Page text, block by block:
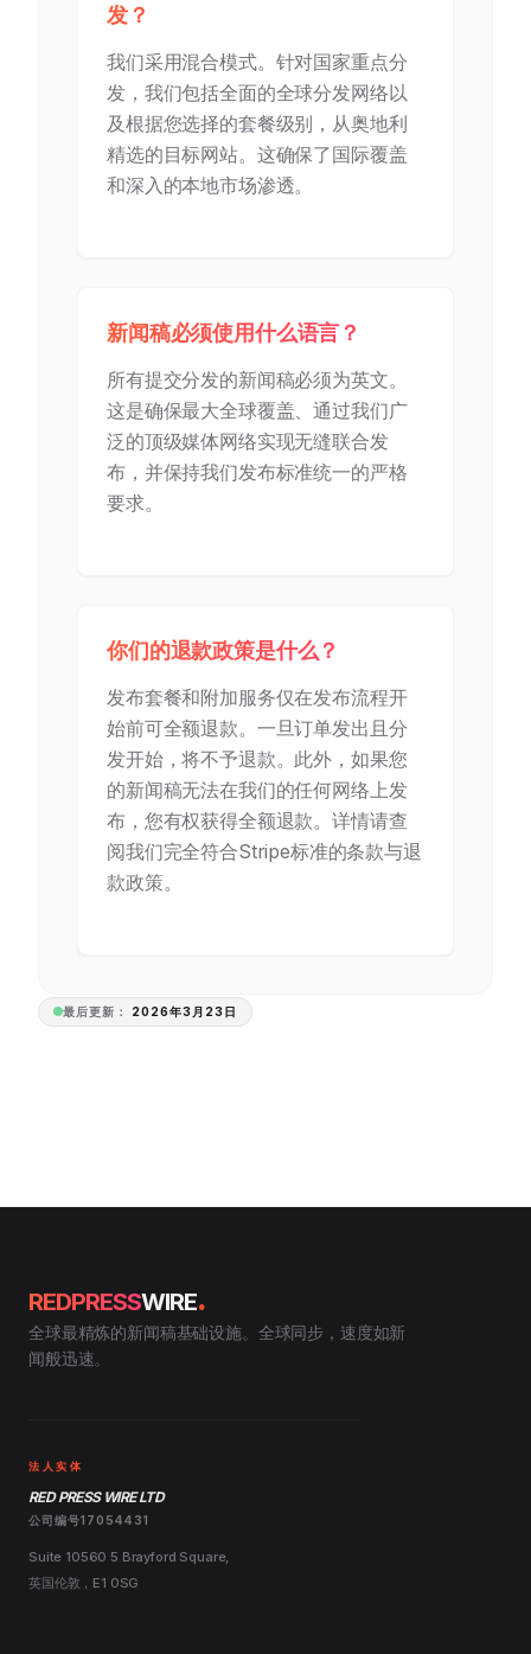
发？
我们采用混合模式。针对国家重点分
发，我们包括全面的全球分发网络以
及根据您选择的套餐级别，从奥地利
精选的目标网站。这确保了国际覆盖
和深入的本地市场渗透。
新闻稿必须使用什么语言？
所有提交分发的新闻稿必须为英文。
这是确保最大全球覆盖、通过我们广
泛的顶级媒体网络实现无缝联合发
布，并保持我们发布标准统一的严格
要求。
你们的退款政策是什么？
发布套餐和附加服务仅在发布流程开
始前可全额退款。一旦订单发出且分
发开始，将不予退款。此外，如果您
的新闻稿无法在我们的任何网络上发
布，您有权获得全额退款。详情请查
阅我们完全符合Stripe标准的条款与退
款政策。
最后更新： 2026年3月23日
REDPRESSWIRE.
全球最精炼的新闻稿基础设施。全球同步，速度如新
闻般迅速。
法人实体
RED PRESS WIRE LTD
公司编号17054431
Suite 10560 5 Brayford Square,
英国伦敦，E1 0SG